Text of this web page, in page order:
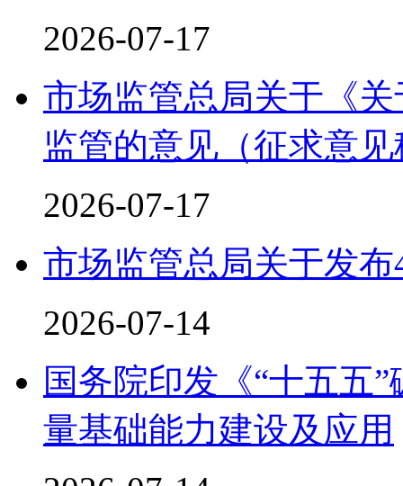
2026-07-17
市场监管总局关于《
监管的意见（征求意
2026-07-17
市场监管总局关于发
2026-07-14
国务院印发《“十五五
量基础能力建设及应用